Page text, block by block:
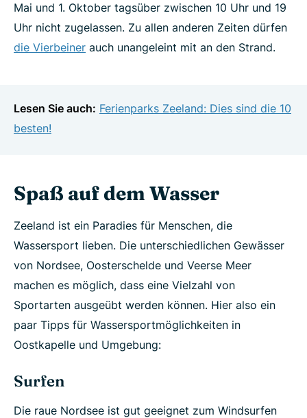
Mai und 1. Oktober tagsüber zwischen 10 Uhr und 19
Uhr nicht zugelassen. Zu allen anderen Zeiten dürfen
die Vierbeiner auch unangeleint mit an den Strand.
Lesen Sie auch: Ferienparks Zeeland: Dies sind die 10
besten!
Spaß auf dem Wasser
Zeeland ist ein Paradies für Menschen, die
Wassersport lieben. Die unterschiedlichen Gewässer
von Nordsee, Oosterschelde und Veerse Meer
machen es möglich, dass eine Vielzahl von
Sportarten ausgeübt werden können. Hier also ein
paar Tipps für Wassersportmöglichkeiten in
Oostkapelle und Umgebung:
Surfen
Die raue Nordsee ist gut geeignet zum Windsurfen